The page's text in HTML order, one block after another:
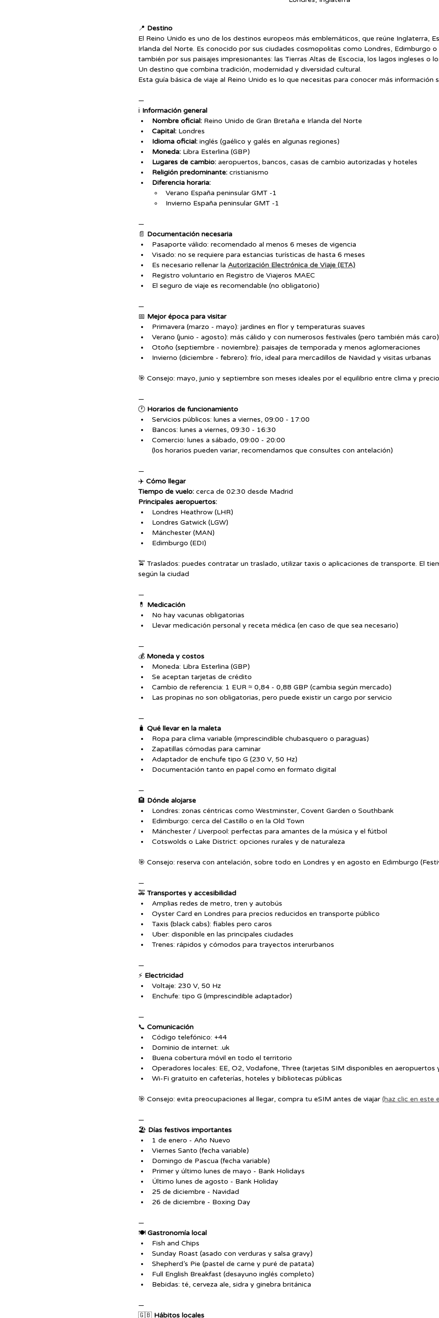
📍 Destino
El Reino Unido es uno de los destinos europeos más emblemáticos, que reúne Inglaterra,
Irlanda del Norte. Es conocido por sus ciudades cosmopolitas como Londres, Edimburgo
también por sus paisajes impresionantes: las Tierras Altas de Escocia, los lagos ingleses o
Un destino que combina tradición, modernidad y diversidad cultural.
Esta guía básica de viaje al Reino Unido es lo que necesitas para conocer más información
—
ℹ️ Información general
Nombre oficial: Reino Unido de Gran Bretaña e Irlanda del Norte
Capital: Londres
Idioma oficial: inglés (gaélico y galés en algunas regiones)
Moneda: Libra Esterlina (GBP)
Lugares de cambio: aeropuertos, bancos, casas de cambio autorizadas y hoteles
Religión predominante: cristianismo
Diferencia horaria:
Verano España peninsular GMT -1
Invierno España peninsular GMT -1
—
📄 Documentación necesaria
Pasaporte válido: recomendado al menos 6 meses de vigencia
Visado: no se requiere para estancias turísticas de hasta 6 meses
Es necesario rellenar la Autorización Electrónica de Viaje (ETA)
Registro voluntario en Registro de Viajeros MAEC
El seguro de viaje es recomendable (no obligatorio)
—
📅 Mejor época para visitar
Primavera (marzo - mayo): jardines en flor y temperaturas suaves
Verano (junio - agosto): más cálido y con numerosos festivales (pero también más caro)
Otoño (septiembre - noviembre): paisajes de temporada y menos aglomeraciones
Invierno (diciembre - febrero): frío, ideal para mercadillos de Navidad y visitas urbanas
🎯 Consejo: mayo, junio y septiembre son meses ideales por el equilibrio entre clima y
—
🕐 Horarios de funcionamiento
Servicios públicos: lunes a viernes, 09:00 - 17:00
Bancos: lunes a viernes, 09:30 - 16:30
Comercio: lunes a sábado, 09:00 - 20:00
(los horarios pueden variar, recomendamos que consultes con antelación)
—
✈️ Cómo llegar
Tiempo de vuelo: cerca de 02:30 desde Madrid
Principales aeropuertos:
Londres Heathrow (LHR)
Londres Gatwick (LGW)
Mánchester (MAN)
Edimburgo (EDI)
🚖 Traslados: puedes contratar un traslado, utilizar taxis o aplicaciones de transporte. El
según la ciudad
—
💊 Medicación
No hay vacunas obligatorias
Llevar medicación personal y receta médica (en caso de que sea necesario)
—
💰 Moneda y costos
Moneda: Libra Esterlina (GBP)
Se aceptan tarjetas de crédito
Cambio de referencia: 1 EUR ≈ 0,84 - 0,88 GBP (cambia según mercado)
Las propinas no son obligatorias, pero puede existir un cargo por servicio
—
🧳 Qué llevar en la maleta
Ropa para clima variable (imprescindible chubasquero o paraguas)
Zapatillas cómodas para caminar
Adaptador de enchufe tipo G (230 V, 50 Hz)
Documentación tanto en papel como en formato digital
—
🏨 Dónde alojarse
Londres: zonas céntricas como Westminster, Covent Garden o Southbank
Edimburgo: cerca del Castillo o en la Old Town
Mánchester / Liverpool: perfectas para amantes de la música y el fútbol
Cotswolds o Lake District: opciones rurales y de naturaleza
🎯 Consejo: reserva con antelación, sobre todo en Londres y en agosto en Edimburgo
—
🚕 Transportes y accesibilidad
Amplias redes de metro, tren y autobús
Oyster Card en Londres para precios reducidos en transporte público
Taxis (black cabs): fiables pero caros
Uber: disponible en las principales ciudades
Trenes: rápidos y cómodos para trayectos interurbanos
—
⚡ Electricidad
Voltaje: 230 V, 50 Hz
Enchufe: tipo G (imprescindible adaptador)
—
📞 Comunicación
Código telefónico: +44
Dominio de internet: .uk
Buena cobertura móvil en todo el territorio
Operadores locales: EE, O2, Vodafone, Three (tarjetas SIM disponibles en aeropuertos
Wi-Fi gratuito en cafeterías, hoteles y bibliotecas públicas
🎯 Consejo: evita preocupaciones al llegar, compra tu eSIM antes de viajar (haz clic en este
—
🏖️ Días festivos importantes
1 de enero - Año Nuevo
Viernes Santo (fecha variable)
Domingo de Pascua (fecha variable)
Primer y último lunes de mayo - Bank Holidays
Último lunes de agosto - Bank Holiday
25 de diciembre - Navidad
26 de diciembre - Boxing Day
—
🍽️ Gastronomía local
Fish and Chips
Sunday Roast (asado con verduras y salsa gravy)
Shepherd’s Pie (pastel de carne y puré de patata)
Full English Breakfast (desayuno inglés completo)
Bebidas: té, cerveza ale, sidra y ginebra británica
—
🇬🇧 Hábitos locales